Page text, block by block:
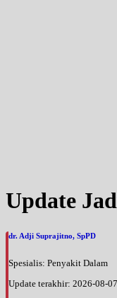
Update
dr. Adji Suprajitno, SpPD
Spesialis: Penyakit Dalam
Update terakhir: 2026-08-